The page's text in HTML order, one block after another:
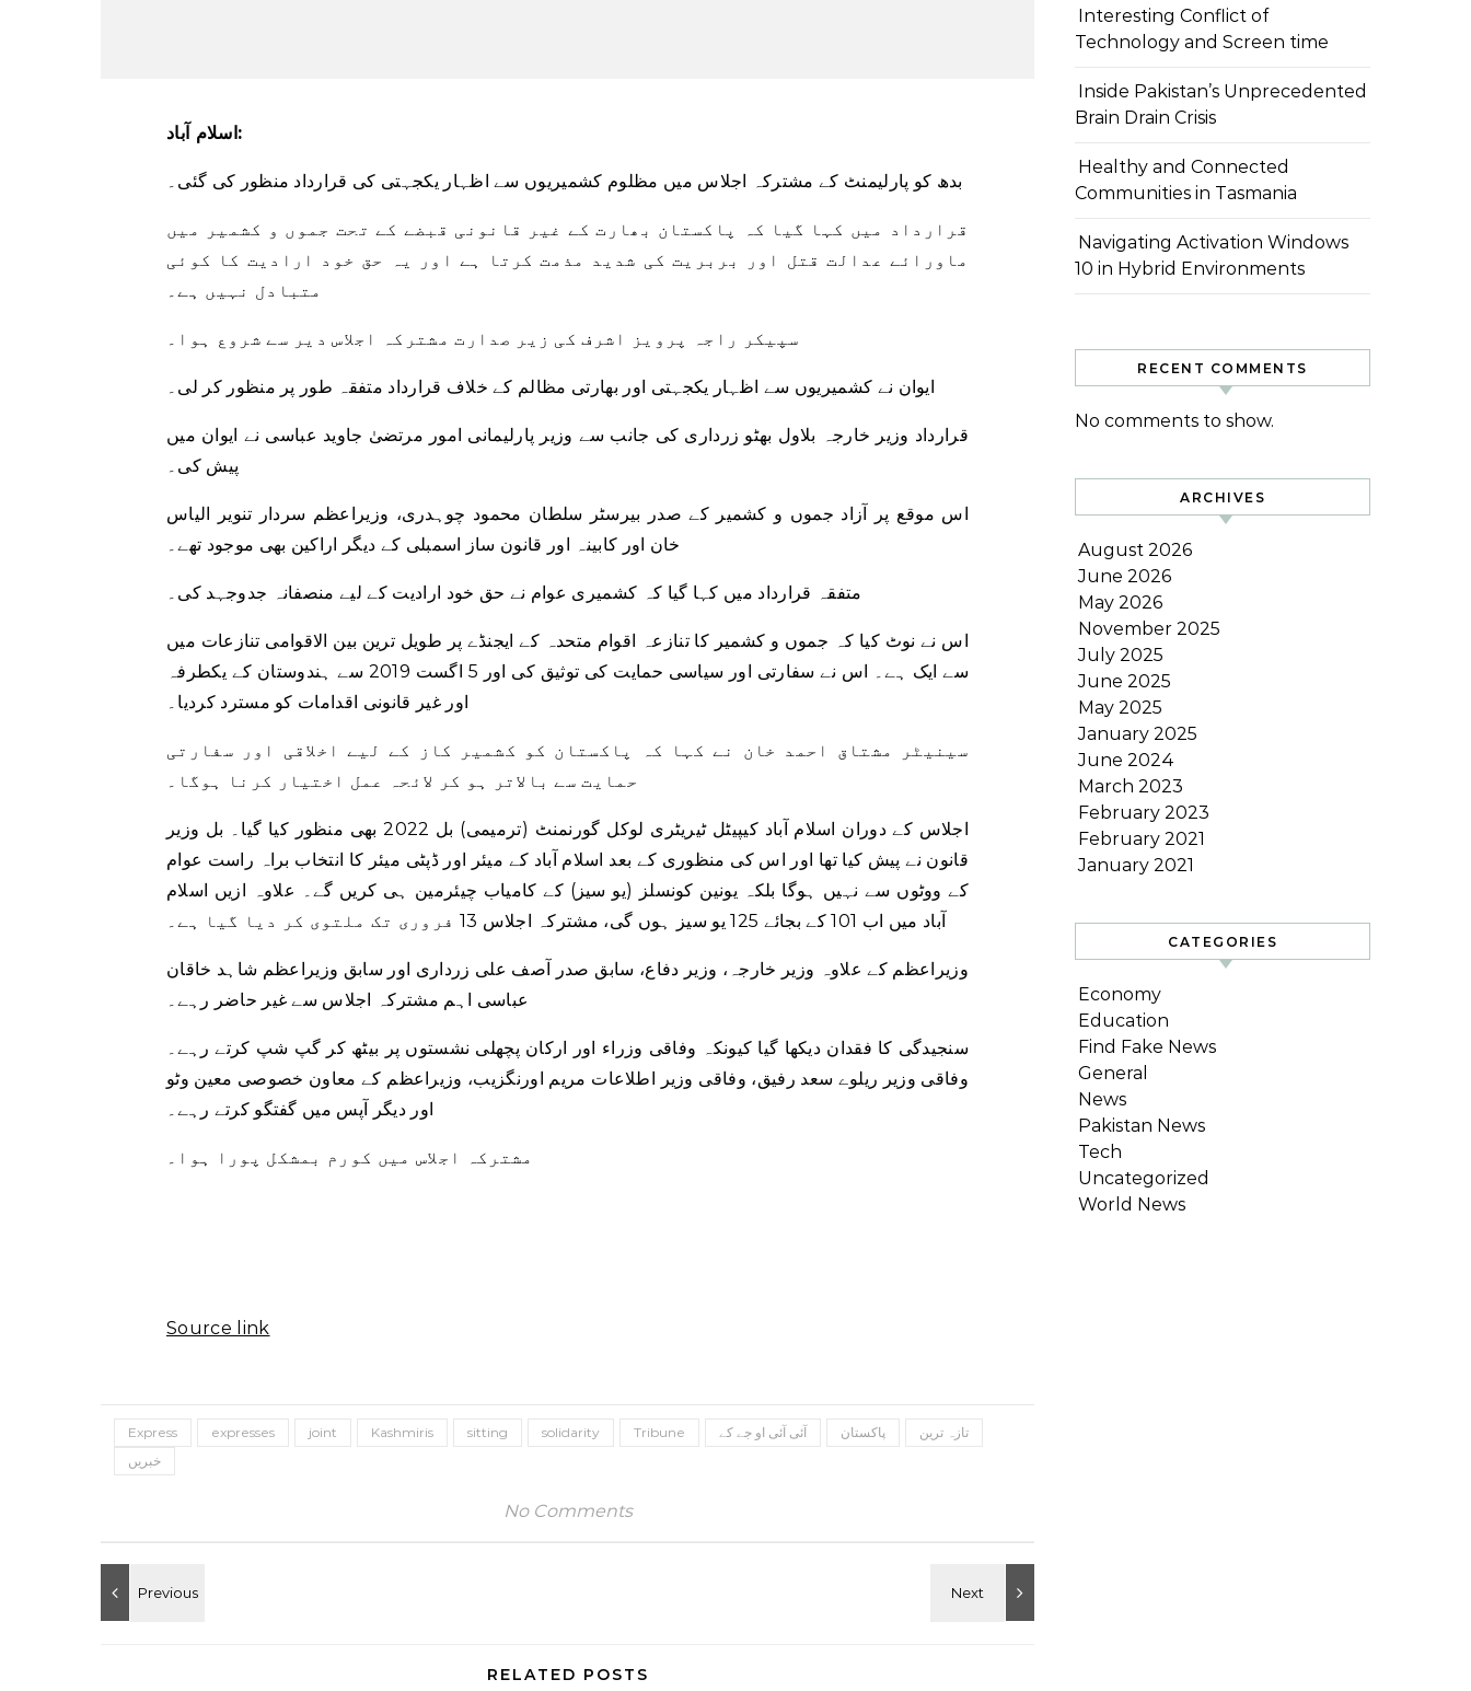
اسلام آباد:
بدھ کو پارلیمنٹ کے مشترکہ اجلاس میں مظلوم کشمیریوں سے اظہار یکجہتی کی قرارداد منظور کی گئی۔
قرارداد میں کہا گیا کہ پاکستان بھارت کے غیر قانونی قبضے کے تحت جموں و کشمیر میں
ماورائے عدالت قتل اور بربریت کی شدید مذمت کرتا ہے اور یہ حق خود ارادیت کا کوئی
متبادل نہیں ہے۔
سپیکر راجہ پرویز اشرف کی زیر صدارت مشترکہ اجلاس دیر سے شروع ہوا۔
ایوان نے کشمیریوں سے اظہار یکجہتی اور بھارتی مظالم کے خلاف قرارداد متفقہ طور پر منظور کر لی۔
قرارداد وزیر خارجہ بلاول بھٹو زرداری کی جانب سے وزیر پارلیمانی امور مرتضیٰ جاوید عباسی نے ایوان میں
پیش کی۔
اس موقع پر آزاد جموں و کشمیر کے صدر بیرسٹر سلطان محمود چوہدری، وزیراعظم سردار تنویر الیاس
خان اور کابینہ اور قانون ساز اسمبلی کے دیگر اراکین بھی موجود تھے۔
متفقہ قرارداد میں کہا گیا کہ کشمیری عوام نے حق خود ارادیت کے لیے منصفانہ جدوجہد کی۔
اس نے نوٹ کیا کہ جموں و کشمیر کا تنازعہ اقوام متحدہ کے ایجنڈے پر طویل ترین بین الاقوامی تنازعات میں
سے ایک ہے۔ اس نے سفارتی اور سیاسی حمایت کی توثیق کی اور 5 اگست 2019 سے ہندوستان کے یکطرفہ
اور غیر قانونی اقدامات کو مسترد کردیا۔
سینیٹر مشتاق احمد خان نے کہا کہ پاکستان کو کشمیر کاز کے لیے اخلاقی اور سفارتی
حمایت سے بالاتر ہو کر لائحہ عمل اختیار کرنا ہوگا۔
اجلاس کے دوران اسلام آباد کیپیٹل ٹیریٹری لوکل گورنمنٹ (ترمیمی) بل 2022 بھی منظور کیا گیا۔ بل وزیر
قانون نے پیش کیا تھا اور اس کی منظوری کے بعد اسلام آباد کے میئر اور ڈپٹی میئر کا انتخاب براہ راست عوام
کے ووٹوں سے نہیں ہوگا بلکہ یونین کونسلز (یو سیز) کے کامیاب چیئرمین ہی کریں گے۔ علاوہ ازیں اسلام
آباد میں اب 101 کے بجائے 125 یو سیز ہوں گی، مشترکہ اجلاس 13 فروری تک ملتوی کر دیا گیا ہے۔
وزیراعظم کے علاوہ وزیر خارجہ، وزیر دفاع، سابق صدر آصف علی زرداری اور سابق وزیراعظم شاہد خاقان
عباسی اہم مشترکہ اجلاس سے غیر حاضر رہے۔
سنجیدگی کا فقدان دیکھا گیا کیونکہ وفاقی وزراء اور ارکان پچھلی نشستوں پر بیٹھ کر گپ شپ کرتے رہے۔
وفاقی وزیر ریلوے سعد رفیق، وفاقی وزیر اطلاعات مریم اورنگزیب، وزیراعظم کے معاون خصوصی معین وٹو
اور دیگر آپس میں گفتگو کرتے رہے۔
مشترکہ اجلاس میں کورم بمشکل پورا ہوا۔
Source link
Express expresses joint Kashmiris sitting solidarity Tribune آئی آئی او جے کے پاکستان
تازہ ترین
خبریں
No Comments
RELATED POSTS
Interesting Conflict of
Technology and Screen time
Inside Pakistan’s Unprecedented
Brain Drain Crisis
Healthy and Connected
Communities in Tasmania
Navigating Activation Windows
10 in Hybrid Environments
RECENT COMMENTS
No comments to show.
ARCHIVES
August 2026
June 2026
May 2026
November 2025
July 2025
June 2025
May 2025
January 2025
June 2024
March 2023
February 2023
February 2021
January 2021
CATEGORIES
Economy
Education
Find Fake News
General
News
Pakistan News
Tech
Uncategorized
World News